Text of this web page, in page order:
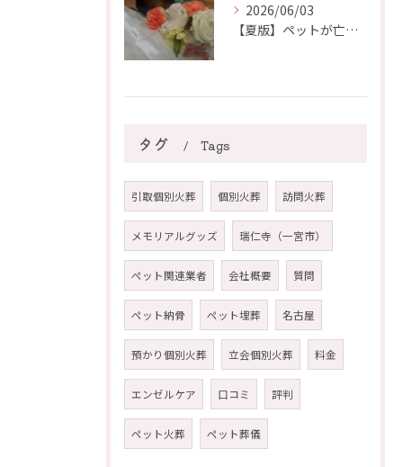
2026/06/03
【夏版】ペットが亡くなったらすぐに行う暑さ対策と安置方法【名古屋ペット葬儀社】
タグ Tags
引取個別火葬 個別火葬 訪問火葬
メモリアルグッズ 瑞仁寺（一宮市）
ペット関連業者 会社概要 質問
ペット納骨 ペット埋葬 名古屋
預かり個別火葬 立会個別火葬 料金
エンゼルケア 口コミ 評判
ペット火葬 ペット葬儀